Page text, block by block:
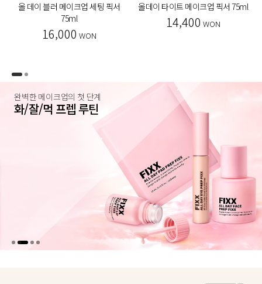
올 데이 블러 메이크업 세팅 픽서
75ml
16,000 WON
올데이 타이트 메이크업 픽서 75ml
14,400 WON
완벽한 메이크업의 첫 단계
화/잘/먹 프렙 루틴